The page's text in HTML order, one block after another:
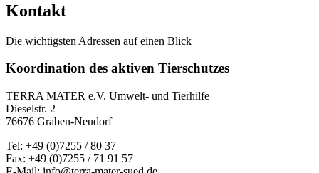
Kontakt
Die wichtigsten Adressen auf einen Blick
Koordination des aktiven Tierschutzes
TERRA MATER e.V. Umwelt- und Tierhilfe
Dieselstr. 2
76676 Graben-Neudorf
Tel: +49 (0)7255 / 80 37
Fax: +49 (0)7255 / 71 91 57